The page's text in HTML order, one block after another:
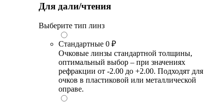
Для дали/чтения
Выберите тип линз
Стандартные 0 ₽
Очковые линзы стандартной толщины,
оптимальный выбор – при значениях
рефракции от -2.00 до +2.00. Подходят для
очков в пластиковой или металлической
оправе.